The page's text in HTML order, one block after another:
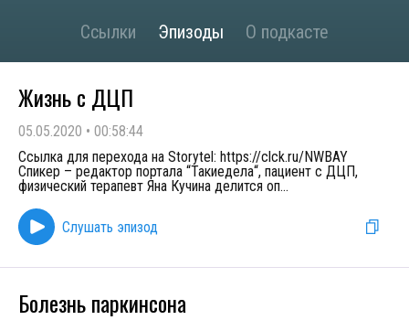
Ссылки Эпизоды О подкасте
Жизнь с ДЦП
05.05.2020 • 00:58:44
Ссылка для перехода на Storytel: https://clck.ru/NWBAY
Спикер – редактор портала “Такиедела“, пациент с ДЦП,
физический терапевт Яна Кучина делится оп...
Слушать эпизод
Болезнь паркинсона